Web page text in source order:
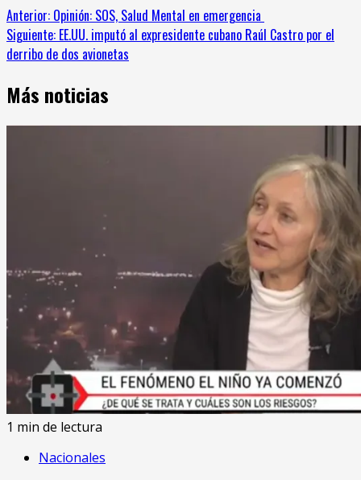
Sigue
leyendo
Anterior: Opinión: SOS, Salud Mental en emergencia
Siguiente: EE.UU. imputó al expresidente cubano Raúl Castro por el
derribo de dos avionetas
Más noticias
1 min de lectura
Nacionales